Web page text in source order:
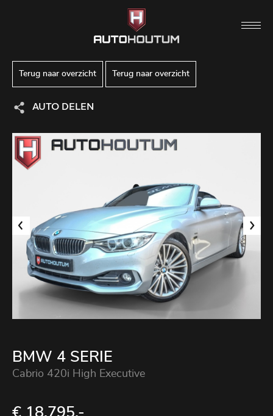
Terug naar overzicht Terug naar overzicht
AUTO DELEN
BMW 4 SERIE
Cabrio 420i High Executive
€ 18.795,-